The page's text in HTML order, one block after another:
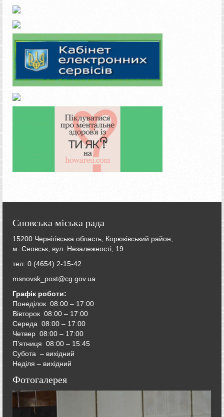
Сновська міська рада
15200 Чернігівська область, Корюківський район,
м. Сновськ, вул. Незалежності, 19
тел: 0 (4654) 2-15-42
msnovsk_post@cg.gov.ua
Графік роботи:
Понеділок 08:00 – 17:00
Вівторок 08:00 – 17:00
Середа 08:00 – 17:00
Четвер 08:00 – 17:00
П’ятниця 08:00 – 15:45
Субота – вихідний
Неділя – вихідний
Фотогалерея